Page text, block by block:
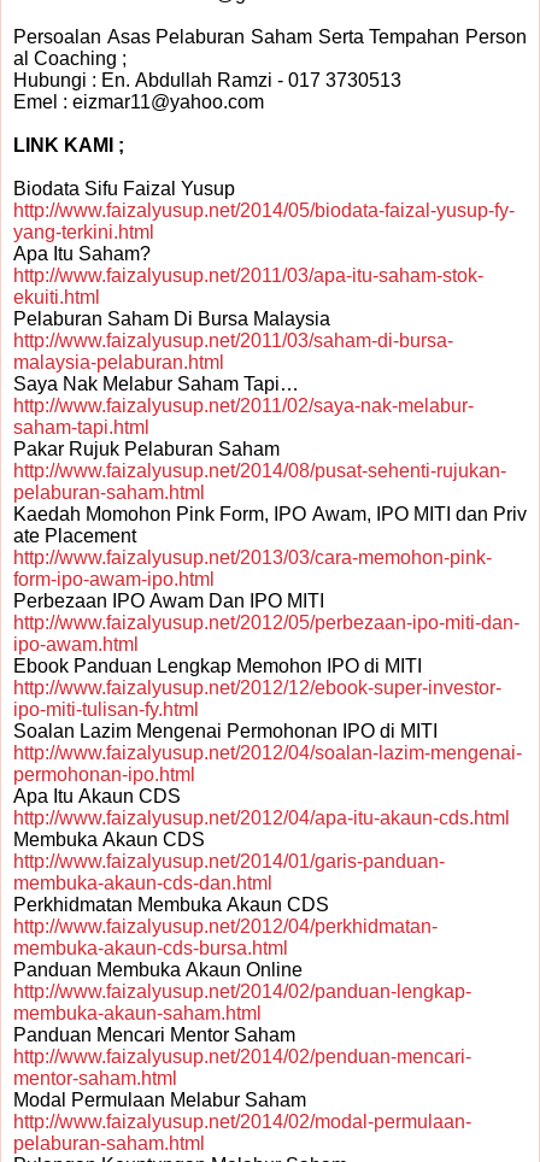
Persoalan Asas Pelaburan Saham Serta Tempahan Person
al Coaching ;
Hubungi : En. Abdullah Ramzi - 017 3730513
Emel : eizmar11@yahoo.com
LINK KAMI ;
Biodata Sifu Faizal Yusup
http://www.faizalyusup.net/2014/05/biodata-faizal-yusup-fy-
yang-terkini.html
Apa Itu Saham?
http://www.faizalyusup.net/2011/03/apa-itu-saham-stok-
ekuiti.html
Pelaburan Saham Di Bursa Malaysia
http://www.faizalyusup.net/2011/03/saham-di-bursa-
malaysia-pelaburan.html
Saya Nak Melabur Saham Tapi…
http://www.faizalyusup.net/2011/02/saya-nak-melabur-
saham-tapi.html
Pakar Rujuk Pelaburan Saham
http://www.faizalyusup.net/2014/08/pusat-sehenti-rujukan-
pelaburan-saham.html
Kaedah Momohon Pink Form, IPO Awam, IPO MITI dan Priv
ate Placement
http://www.faizalyusup.net/2013/03/cara-memohon-pink-
form-ipo-awam-ipo.html
Perbezaan IPO Awam Dan IPO MITI
http://www.faizalyusup.net/2012/05/perbezaan-ipo-miti-dan-
ipo-awam.html
Ebook Panduan Lengkap Memohon IPO di MITI
http://www.faizalyusup.net/2012/12/ebook-super-investor-
ipo-miti-tulisan-fy.html
Soalan Lazim Mengenai Permohonan IPO di MITI
http://www.faizalyusup.net/2012/04/soalan-lazim-mengenai-
permohonan-ipo.html
Apa Itu Akaun CDS
http://www.faizalyusup.net/2012/04/apa-itu-akaun-cds.html
Membuka Akaun CDS
http://www.faizalyusup.net/2014/01/garis-panduan-
membuka-akaun-cds-dan.html
Perkhidmatan Membuka Akaun CDS
http://www.faizalyusup.net/2012/04/perkhidmatan-
membuka-akaun-cds-bursa.html
Panduan Membuka Akaun Online
http://www.faizalyusup.net/2014/02/panduan-lengkap-
membuka-akaun-saham.html
Panduan Mencari Mentor Saham
http://www.faizalyusup.net/2014/02/penduan-mencari-
mentor-saham.html
Modal Permulaan Melabur Saham
http://www.faizalyusup.net/2014/02/modal-permulaan-
pelaburan-saham.html